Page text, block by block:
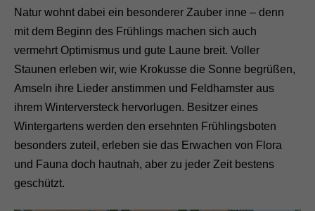
Natur wohnt dabei ein besonderer Zauber inne – denn
mit dem Beginn des Frühlings machen sich auch
vermehrt Optimismus und gute Laune breit. Voller
Staunen erleben wir, wie Krokusse die Sonne begrüßen,
Amseln ihre Lieder anstimmen und Feldhamster aus
ihrem Winterversteck hervorlugen. Besitzer eines
Wintergartens werden den ersehnten Frühlingsboten
besonders zuteil, erleben sie das Erwachen von Flora
und Fauna doch hautnah, aber zu jeder Zeit bestens
geschützt.